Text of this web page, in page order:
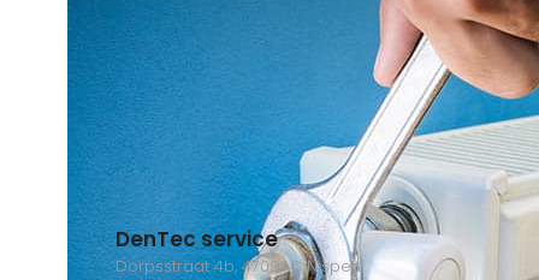
DenTec service
Dorpsstraat 4b, 4709AC Nispen